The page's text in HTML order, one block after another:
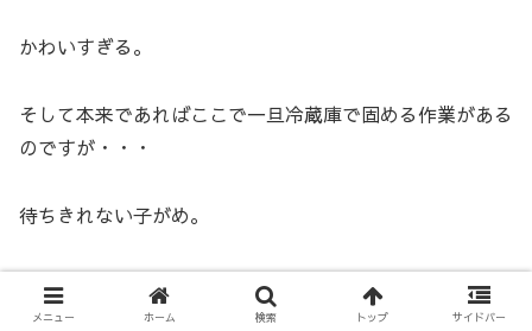
かわいすぎる。
そして本来であればここで一旦冷蔵庫で固める作業がある
のですが・・・
待ちきれない子がめ。
このまま飾り付けに突入しました。
メニュー ホーム 検索 トップ サイドバー